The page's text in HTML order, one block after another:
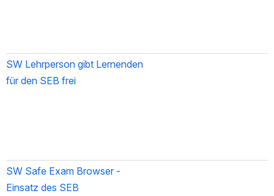
SW Lehrperson gibt Lernenden
für den SEB frei
SW Safe Exam Browser -
Einsatz des SEB